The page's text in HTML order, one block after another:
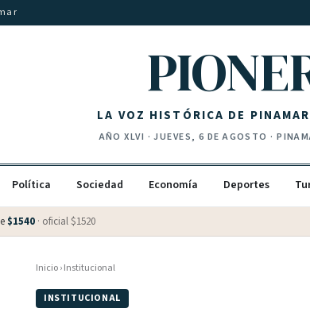
LA VOZ HISTÓRICA DE PINAMAR
AÑOXLVI ·JUEVES, 6 DE AGOSTO ·
Política Sociedad Economía Deportes
$1540 · oficial $1520
Inicio›Institucional
INSTITUCIONAL